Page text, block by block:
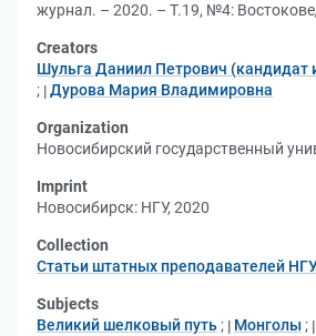
журнал. – 2020. – Т.19, №4:
Creators
Шульга Даниил Петрович (кандидат
; Дурова Мария Владимировна
Organization
Новосибирский государственный
Imprint
Новосибирск: НГУ, 2020
Collection
Статьи штатных преподавателей
Subjects
Великий шелковый путь ; Монголы ;